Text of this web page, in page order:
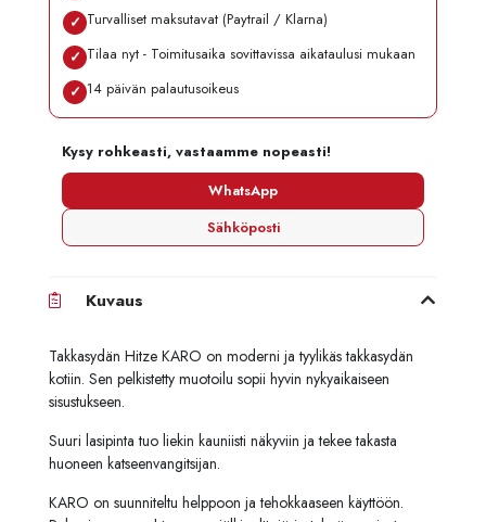
✓ Turvalliset maksutavat (Paytrail / Klarna)
✓ Tilaa nyt - Toimitusaika sovittavissa aikataulusi mukaan
✓ 14 päivän palautusoikeus
Kysy rohkeasti, vastaamme nopeasti!
WhatsApp
Sähköposti
Kuvaus
Takkasydän Hitze KARO on moderni ja tyylikäs takkasydän
kotiin. Sen pelkistetty muotoilu sopii hyvin nykyaikaiseen
sisustukseen.
Suuri lasipinta tuo liekin kauniisti näkyviin ja tekee takasta
huoneen katseenvangitsijan.
KARO on suunniteltu helppoon ja tehokkaaseen käyttöön.